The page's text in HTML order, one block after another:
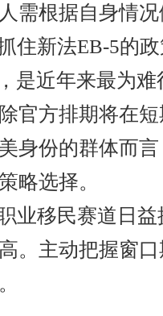
需根据自身情
住新法EB-5的
是近年来最为
官方排期将在
身份的群体而
略选择。
业移民赛道日
。主动把握窗